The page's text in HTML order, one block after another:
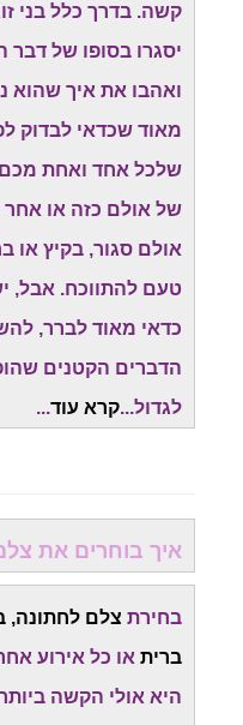
קשה. בדרך כלל בני
יסגרו בסופו של
ואהבו את איך שהוא
מאוד שכדאי לבדוק
שלכל אחד ואחת מכם
של אולם כזה או אחר
אולם סגור, בקיץ או
טעם להתווכח. אבל,
כדאי מאוד לברר,
הדברים הקטנים
לגדול...קרא עוד...
איך בוחרים את
בחירת צלם לחתונה,
ברית או כל אירוע
היא אולי הקשה